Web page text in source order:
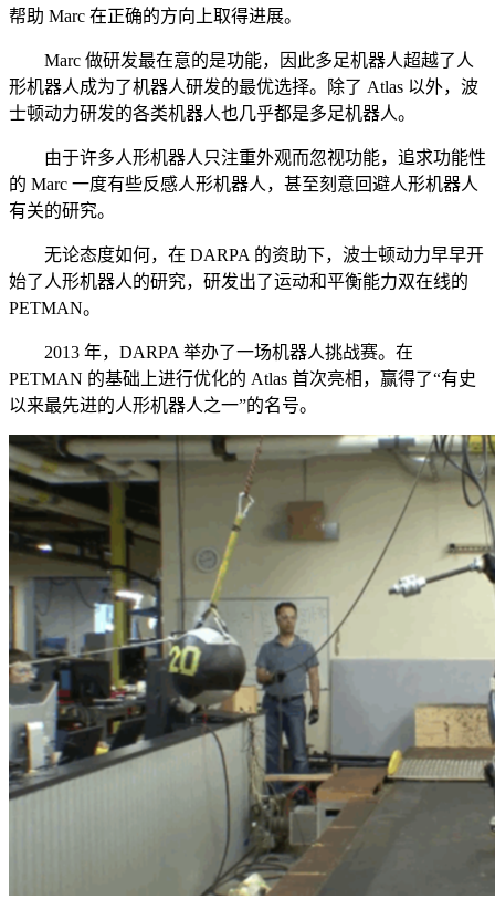
帮助 Marc 在正确的方向上取得进展。
Marc 做研发最在意的是功能，因此多足机器人超越了人
形机器人成为了机器人研发的最优选择。除了 Atlas 以外，波
士顿动力研发的各类机器人也几乎都是多足机器人。
由于许多人形机器人只注重外观而忽视功能，追求功能性
的 Marc 一度有些反感人形机器人，甚至刻意回避人形机器人
有关的研究。
无论态度如何，在 DARPA 的资助下，波士顿动力早早开
始了人形机器人的研究，研发出了运动和平衡能力双在线的
PETMAN。
2013 年，DARPA 举办了一场机器人挑战赛。在
PETMAN 的基础上进行优化的 Atlas 首次亮相，赢得了“有史
以来最先进的人形机器人之一”的名号。